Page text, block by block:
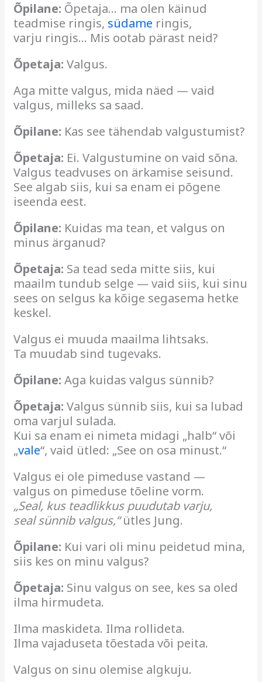
Õpilane: Õpetaja… ma olen käinud
teadmise ringis, südame ringis,
varju ringis… Mis ootab pärast neid?
Õpetaja:Valgus.
Aga mitte valgus, mida näed — vaid
valgus, milleks sa saad.
Õpilane: Kas see tähendab valgustumist?
Õpetaja: Ei. Valgustumine on vaid sõna.
Valgus teadvuses on ärkamise seisund.
See algab siis, kui sa enam ei põgene
iseenda eest.
Õpilane: Kuidas ma tean, et valgus on
minus ärganud?
Õpetaja: Sa tead seda mitte siis, kui
maailm tundub selge — vaid siis, kui sinu
sees on selgus ka kõige segasema hetke
keskel.
Valgus ei muuda maailma lihtsaks.
Ta muudab sind tugevaks.
Õpilane:Aga kuidas valgus sünnib?
Õpetaja:Valgus sünnib siis, kui sa lubad
oma varjul sulada.
Kui sa enam ei nimeta midagi „halb“ või
„vale“, vaid ütled: „See on osa minust.“
Valgus ei ole pimeduse vastand —
valgus on pimeduse tõeline vorm.
„Seal, kus teadlikkus puudutab varju,
seal sünnib valgus,“ütles Jung.
Õpilane: Kui vari oli minu peidetud mina,
siis kes on minu valgus?
Õpetaja: Sinu valgus on see, kes sa oled
ilma hirmudeta.
Ilma maskideta. Ilma rollideta.
Ilma vajaduseta tõestada või peita.
Valgus on sinu olemise algkuju.